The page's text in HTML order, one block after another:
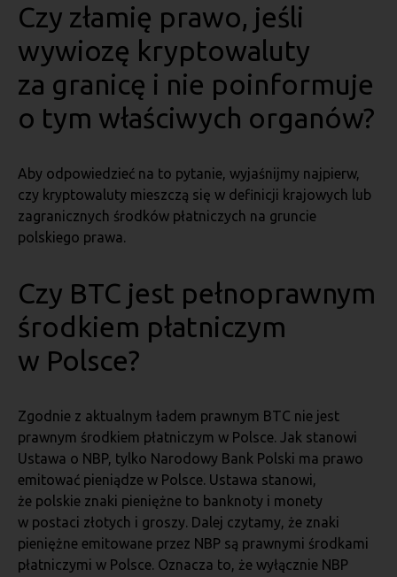
Czy złamię prawo, jeśli
wywiozę kryptowaluty
za granicę i nie poinformuje
o tym właściwych organów?
Aby odpowiedzieć na to pytanie, wyjaśnijmy najpierw,
czy kryptowaluty mieszczą się w definicji krajowych lub
zagranicznych środków płatniczych na gruncie
polskiego prawa.
Czy BTC jest pełnoprawnym
środkiem płatniczym
w Polsce?
Zgodnie z aktualnym ładem prawnym BTC nie jest
prawnym środkiem płatniczym w Polsce. Jak stanowi
Ustawa o NBP, tylko Narodowy Bank Polski ma prawo
emitować pieniądze w Polsce. Ustawa stanowi,
że polskie znaki pieniężne to banknoty i monety
w postaci złotych i groszy. Dalej czytamy, że znaki
pieniężne emitowane przez NBP są prawnymi środkami
płatniczymi w Polsce. Oznacza to, że wyłącznie NBP